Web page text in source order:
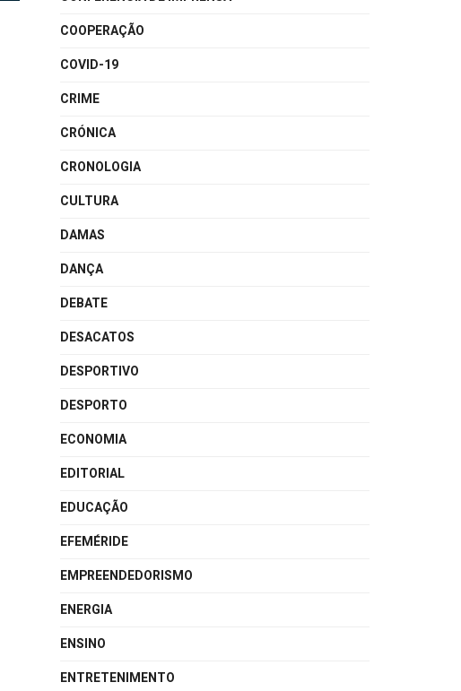
COOPERAÇÃO
COVID-19
CRIME
CRÓNICA
CRONOLOGIA
CULTURA
DAMAS
DANÇA
DEBATE
DESACATOS
DESPORTIVO
DESPORTO
ECONOMIA
EDITORIAL
EDUCAÇÃO
EFEMÉRIDE
EMPREENDEDORISMO
ENERGIA
ENSINO
ENTRETENIMENTO